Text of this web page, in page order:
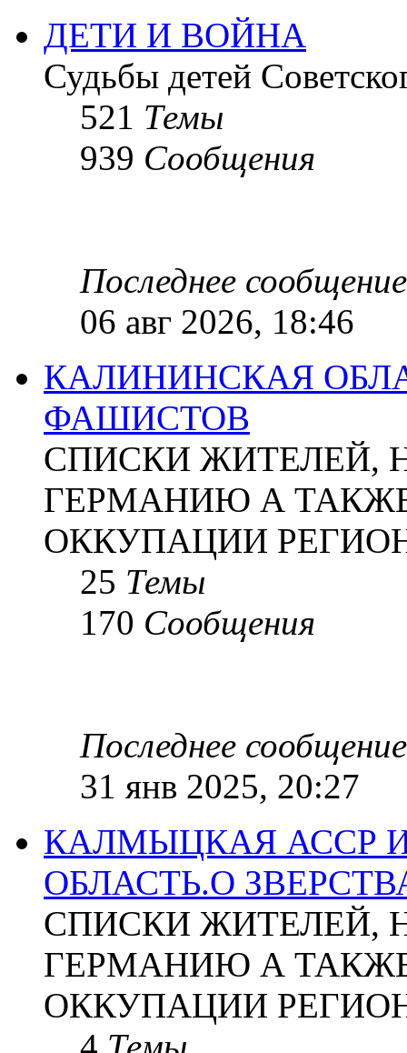
ДЕТИ И ВОЙНА
Судьбы детей
521 Темы
939 Сообщения
Последнее сообщение
06 авг 2026, 18:46
КАЛИНИНСКАЯ
ФАШИСТОВ
СПИСКИ ЖИТЕЛЕЙ,
ГЕРМАНИЮ А
ОККУПАЦИИ
25 Темы
170 Сообщения
Последнее сообщение
31 янв 2025, 20:27
КАЛМЫЦКАЯ АССР
ОБЛАСТЬ.О
СПИСКИ ЖИТЕЛЕЙ,
ГЕРМАНИЮ А
ОККУПАЦИИ